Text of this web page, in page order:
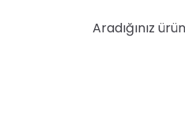
Aradığınız